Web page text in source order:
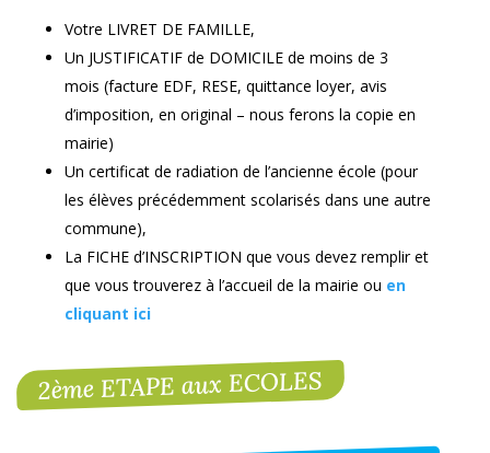
Votre LIVRET DE FAMILLE,
Un JUSTIFICATIF de DOMICILE de moins de 3
mois (facture EDF, RESE, quittance loyer, avis
d’imposition, en original – nous ferons la copie en
mairie)
Un certificat de radiation de l’ancienne école (pour
les élèves précédemment scolarisés dans une autre
commune),
La FICHE d’INSCRIPTION que vous devez remplir et
que vous trouverez à l’accueil de la mairie ou en
cliquant ici
2ème ETAPE aux ECOLES